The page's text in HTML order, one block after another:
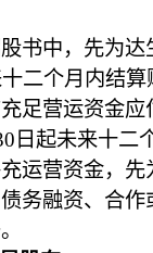
中，先为达
二个月内结
足营运资金
日起未来十二
营资金，先
务融资、合